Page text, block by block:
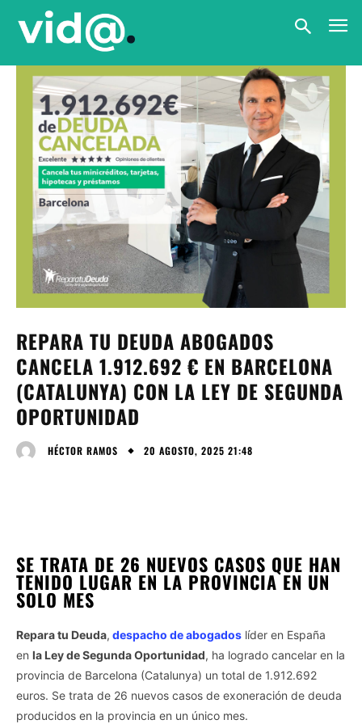
REPARA TU DEUDA ABOGADOS
CANCELA 1.912.692 € EN BARCELONA
(CATALUNYA) CON LA LEY DE SEGUNDA
OPORTUNIDAD
HÉCTOR RAMOS 20 AGOSTO, 2025 21:48
SE TRATA DE 26 NUEVOS CASOS QUE HAN
TENIDO LUGAR EN LA PROVINCIA EN UN
SOLO MES
Repara tu Deuda, despacho de abogados líder en España
en la Ley de Segunda Oportunidad, ha logrado cancelar en la
provincia de Barcelona (Catalunya) un total de 1.912.692
euros. Se trata de 26 nuevos casos de exoneración de deuda
producidos en la provincia en un único mes.